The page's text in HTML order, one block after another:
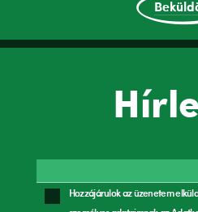
Hozzájárulok az üzenetem